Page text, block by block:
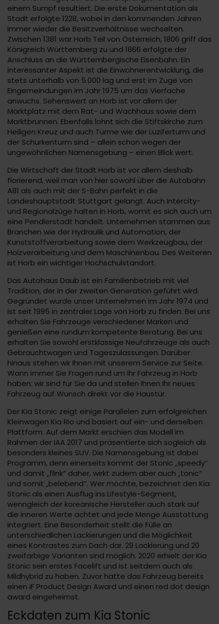
einem Sumpf resultiert. Die erste Dokumentation als
Stadt erfolgte 1228, wobei in den kommenden Jahren
immer wieder die Besitzverhältnisse wechselten.
Zwischen 1381 war Horb Teil von Österreich, 1806 griff das
Königreich Württemberg zu und 1866 erfolgte der
Anschluss an die Württembergische Eisenbahn. Ein
interessanter Aspekt ist die Einwohnerentwicklung, die
stets unterhalb von 5.000 lag und erst im Zuge von
Eingemeindungen im Jahr 1975 um das Vierfache
anwuchs. Sehenswert an Horb ist vor allem der
Marktplatz mit dem Rat- und Wachhaus sowie dem
Marktbrunnen. Ebenfalls lohnt sich die Stiftskirche zum
Heiligen Kreuz und auch Türme wie der Luziferturm und
der Schurkenturm sind – allein schon wegen der
ungewöhnlichen Namensgebung – einen Blick wert.
Die Wirtschaft der Stadt Horb ist vor allem deshalb
florierend, weil man von hier sowohl über die Autobahn
A81 als auch mit der S-Bahn perfekt in die
Landeshauptstadt Stuttgart gelangt. Auch Intercity-
und Regionalzüge halten in Horb, womit es sich auch um
eine Pendlerstadt handelt. Unternehmen stammen aus
Branchen wie der Hydraulik und Automation, der
Kunststoffverarbeitung sowie dem Werkzeugbau, der
Holzverarbeitung und dem Maschinenbau. Des Weiteren
ist Horb ein wichtiger Hochschulstandort.
Das Autohaus Daub ist ein Familienbetrieb mit viel
Tradition, der in der zweiten Generation geführt wird.
Gegründet wurde unser Unternehmen im Jahr 1974 und
ist seit 1995 in zentraler Lage von Horb zu finden. Bei uns
erhalten Sie Fahrzeuge verschiedener Marken und
genießen eine rundum kompetente Beratung. Bei uns
erhalten Sie sowohl erstklassige Neufahrzeuge als auch
Gebrauchtwagen und Tageszulassungen. Darüber
hinaus stehen wir Ihnen mit unserem Service zur Seite.
Wann immer Sie Fragen rund um Ihr Fahrzeug in Horb
haben: wir sind für Sie da und stellen Ihnen Ihr neues
Fahrzeug auf Wunsch direkt vor die Haustür.
Der Kia Stonic zeigt einige Parallelen zum erfolgreichen
Kleinwagen Kia Rio und basiert auf ein- und derselben
Plattform. Auf dem Markt erschien das Modell im
Rahmen der IAA 2017 und präsentierte sich sogleich als
besonders kleines SUV. Die Namensgebung ist dabei
Programm, denn einerseits kommt der Stonic „speedy“
und damit „flink“ daher, wirkt zudem aber auch „tonic“
und somit „belebend“. Wer möchte, bezeichnet den Kia
Stonic als einen Ausflug ins Lifestyle-Segment,
wenngleich der koreanische Hersteller auch stark auf
die inneren Werte achtet und jede Menge Ausstattung
integriert. Eine Besonderheit stellt die Fülle an
unterschiedlichen Lackierungen und die Möglichkeit
eines Kontrastes zum Dach dar. 29 Lackierung und 20
zweifarbige Varianten sind möglich. 2020 erhielt der Kia
Stonic sein erstes Facelift und ist seitdem auch als
Mildhybrid zu haben. Zuvor hatte das Fahrzeug bereits
einen iF Product Design Award und einen red dot design
award eingeheimst.
Eckdaten zum Kia Stonic